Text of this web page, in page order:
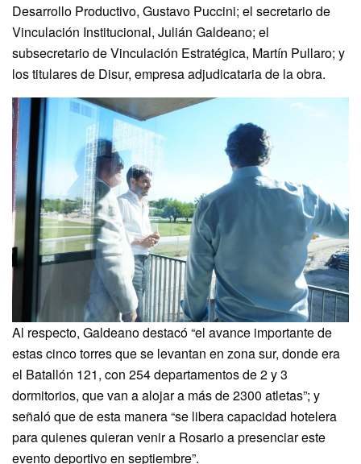
Desarrollo Productivo, Gustavo Puccini; el secretario de
Vinculación Institucional, Julián Galdeano; el
subsecretario de Vinculación Estratégica, Martín Pullaro; y
los titulares de Disur, empresa adjudicataria de la obra.
Al respecto, Galdeano destacó “el avance importante de
estas cinco torres que se levantan en zona sur, donde era
el Batallón 121, con 254 departamentos de 2 y 3
dormitorios, que van a alojar a más de 2300 atletas”; y
señaló que de esta manera “se libera capacidad hotelera
para quienes quieran venir a Rosario a presenciar este
evento deportivo en septiembre”.